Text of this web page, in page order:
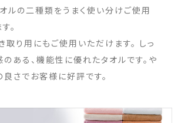
ルの二種類をうまく使い分けご使用
。
取り用にもご使用いただけます。 しっ
ある、機能性に優れたタオルです。や
さでお客様に好評です。